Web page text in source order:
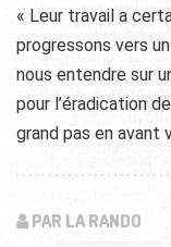
« Leur travail a
progressons vers
nous entendre sur
pour l’éradication
grand pas en avant
PAR LA RANDO